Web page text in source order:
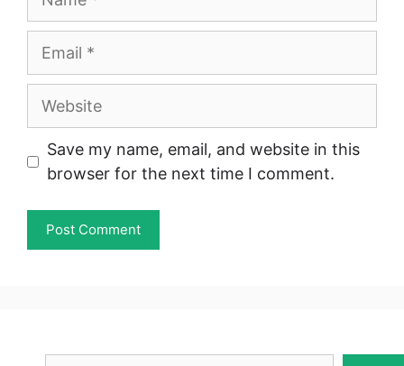
Email
Website
Save my name, email, and website in this
browser for the next time I comment.